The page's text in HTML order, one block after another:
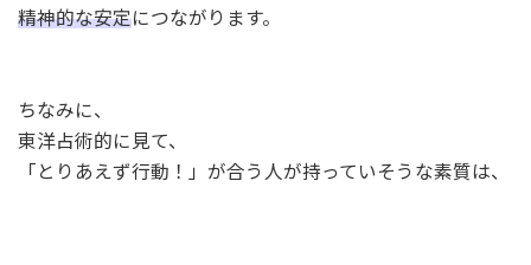
精神的な安定につながります。
ちなみに、
東洋占術的に見て、
「とりあえず行動！」が合う人が持っていそうな素質は、